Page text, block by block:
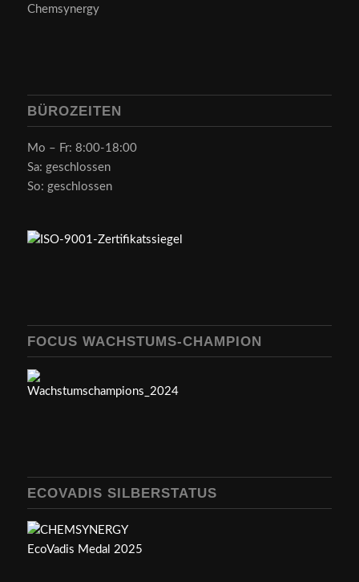
BÜROZEITEN
Mo – Fr: 8:00-18:00
Sa: geschlossen
So: geschlossen
FOCUS WACHSTUMS-CHAMPION
ECOVADIS SILBERSTATUS